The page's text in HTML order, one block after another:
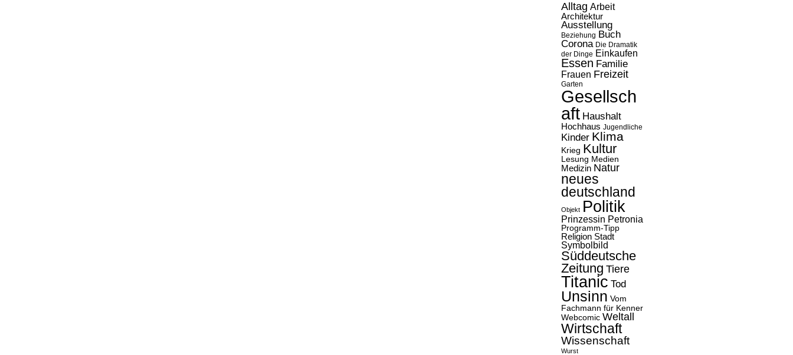
Alltag Arbeit
Architektur
Ausstellung
Beziehung Buch
Corona Die Dramatik
der Dinge Einkaufen
Essen Familie
Frauen Freizeit
Garten
Gesellsch
aft Haushalt
Hochhaus Jugendliche
Kinder Klima
Krieg Kultur
Lesung Medien
Medizin Natur
neues
deutschland
Objekt Politik
Prinzessin Petronia
Programm-Tipp
Religion Stadt
Symbolbild
Süddeutsche
Zeitung Tiere
Titanic Tod
Unsinn Vom
Fachmann für Kenner
Webcomic Weltall
Wirtschaft
Wissenschaft
Wurst